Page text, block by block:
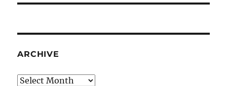
ARCHIVE
Archive